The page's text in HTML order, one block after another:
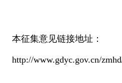
本征集意见链接地址：
http://www.gdyc.gov.cn/